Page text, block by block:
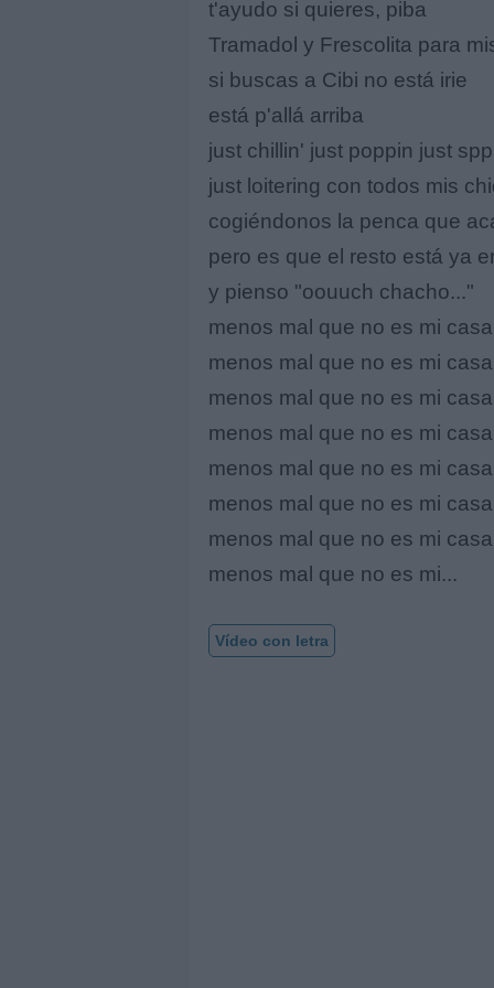
t'ayudo si quieres, piba
Tramadol y Frescolita para
si buscas a Cibi no está irie
está p'allá arriba
just chillin' just poppin just
just loitering con todos mis
cogiéndonos la penca que
pero es que el resto está ya
y pienso "oouuch chacho..."
menos mal que no es mi casa
menos mal que no es mi casa
menos mal que no es mi casa
menos mal que no es mi casa
menos mal que no es mi casa
menos mal que no es mi casa
menos mal que no es mi casa
menos mal que no es mi...
Vídeo con letra